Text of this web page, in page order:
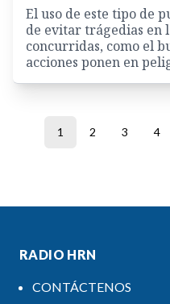
El uso de este tipo de
de evitar trágedias en
concurridas, como el
acciones ponen en
1 2 3 4
RADIO HRN
CONTÁCTENOS